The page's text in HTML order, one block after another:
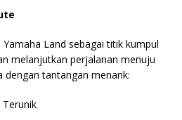
Land sebagai titik kumpul
melanjutkan perjalanan menuju
dengan tantangan menarik:
Terunik